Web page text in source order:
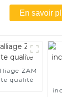
En savoir
ZAM
qualité